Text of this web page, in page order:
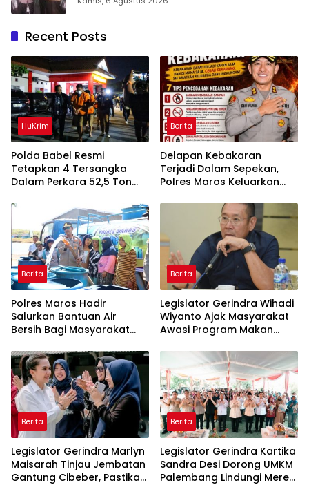
Recent Posts
HuKrim
Polda Babel Resmi
Tetapkan 4 Tersangka
Dalam Perkara 52,5 Ton
Belitung
Berita
Delapan Kebakaran
Terjadi Dalam Sepekan,
Polres Maros Keluarkan
Masyarakat
Berita
Polres Maros Hadir
Salurkan Bantuan Air
Bersih Bagi Masyarakat
Di Maros
Berita
Legislator Gerindra Wihadi
Wiyanto Ajak Masyarakat
Awasi Program Makan
Sasaran
Berita
Legislator Gerindra Marlyn
Maisarah Tinjau Jembatan
Gantung Cibeber, Pastikan
Berita
Legislator Gerindra Kartika
Sandra Desi Dorong UMKM
Palembang Lindungi Merek